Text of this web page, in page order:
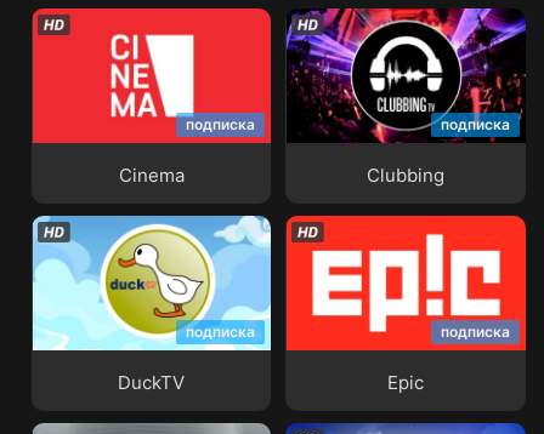
подписка
Cinema
подписка
Clubbing
Clubbing
подписка
DuckTV
DuckTV
подписка
Epic